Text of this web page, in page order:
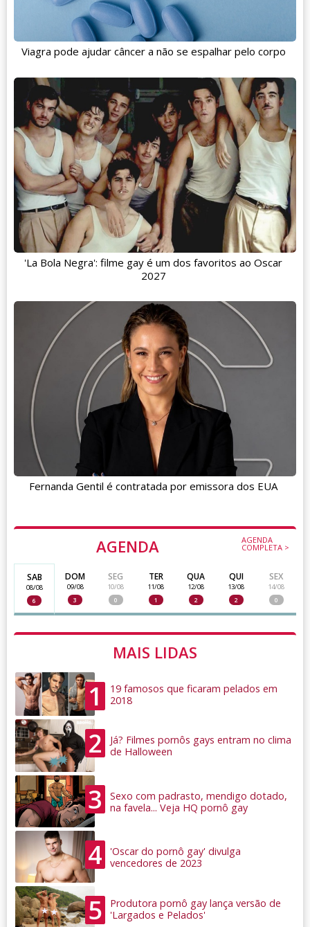
AGENDA AGENDA
COMPLETA >
SAB
08/08
6
DOM
09/08
3
SEG
10/08
0
TER
11/08
1
QUA
12/08
2
QUI
13/08
2
SEX
14/08
0
MAIS LIDAS
1
19 famosos que ficaram pelados em
2018
2
Já? Filmes pornôs gays entram no clima
de Halloween
3
Sexo com padrasto, mendigo dotado,
na favela... Veja HQ pornô gay
4
'Oscar do pornô gay' divulga
vencedores de 2023
5
Produtora pornô gay lança versão de
'Largados e Pelados'
Viagra pode ajudar câncer a não se espalhar pelo corpo
'La Bola Negra': filme gay é um dos favoritos ao Oscar
2027
Fernanda Gentil é contratada por emissora dos EUA